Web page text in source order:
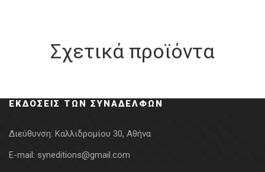
Σχετικά προϊόντα
ΕΚΔΌΣΕΙΣ ΤΩΝ ΣΥΝΑΔΈΛΦΩΝ
Διεύθυνση: Καλλιδρομίου 30, Αθήνα
E-mail: syneditions@gmail.com